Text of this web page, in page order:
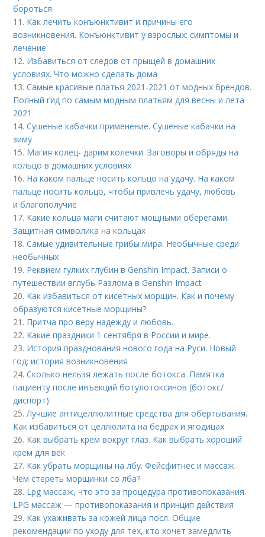
бороться
11. Как лечить конъюнктивит и причины его
возникновения. Конъюнктивит у взрослых: симптомы и
лечение
12. Избавиться от следов от прыщей в домашних
условиях. Что можно сделать дома
13.Самые красивые платья 2021-2021 от модных брендов.
Полный гид по самым модным платьям для весны и лета
2021
14.Сушеные кабачки применение. Сушеные кабачки на
зиму
15. Магия колец- дарим колечки. Заговоры и обряды на
кольцо в домашних условиях
16. На каком пальце носить кольцо на удачу. На каком
пальце носить кольцо, чтобы привлечь удачу, любовь
и благополучие
17. Какие кольца маги считают мощными оберегами.
Защитная символика на кольцах
18.Самые удивительные грибы мира. Необычные среди
необычных
19. Реквием гулких глубин в Genshin Impact. Записи о
путешествии вглубь Разлома в Genshin Impact
20. Как избавиться от кисетных морщин. Как и почему
образуются кисетные морщины?
21. Притча про веру надежду и любовь.
22. Какие праздники 1 сентября в России и мире.
23. История празднования нового года на Руси. Новый
год: история возникновения
24.Сколько нельзя лежать после ботокса. Памятка
пациенту после инъекций ботулотоксинов (ботокс/
диспорт)
25. Лучшие антицеллюлитные средства для обертывания.
Как избавиться от целлюлита на бедрах и ягодицах
26. Как выбрать крем вокруг глаз. Как выбрать хороший
крем для век
27. Как убрать морщины на лбу. Фейсфитнес и массаж.
Чем стереть морщинки со лба?
28. Lpg массаж, что это за процедура противопоказания.
LPG массаж — противопоказания и принцип действия
29. Как ухаживать за кожей лица посл. Общие
рекомендации по уходу для тех, кто хочет замедлить